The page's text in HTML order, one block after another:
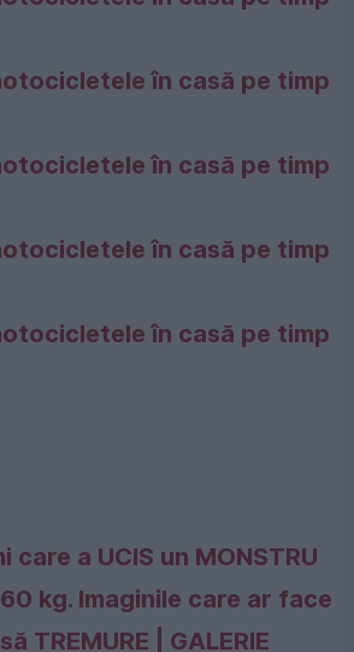
care a UCIS un MONSTRU
kg. Imaginile care ar face
TREMURE | GALERIE